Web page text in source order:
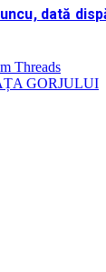
dată
Threads